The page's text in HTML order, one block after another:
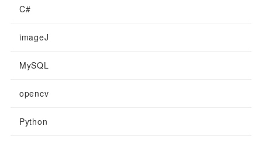
C#
imageJ
MySQL
opencv
Python